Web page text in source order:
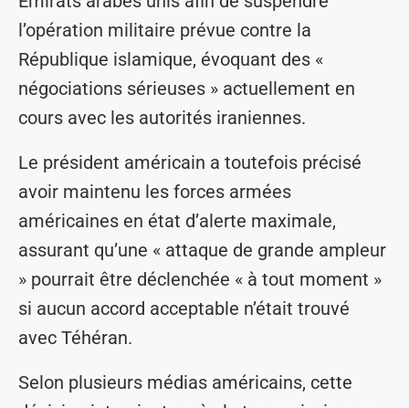
l’opération militaire prévue contre la
République islamique, évoquant des «
négociations sérieuses » actuellement en
cours avec les autorités iraniennes.
Le président américain a toutefois précisé
avoir maintenu les forces armées
américaines en état d’alerte maximale,
assurant qu’une « attaque de grande ampleur
» pourrait être déclenchée « à tout moment »
si aucun accord acceptable n’était trouvé
avec Téhéran.
Selon plusieurs médias américains, cette